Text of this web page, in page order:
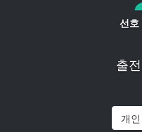
선호
출
개